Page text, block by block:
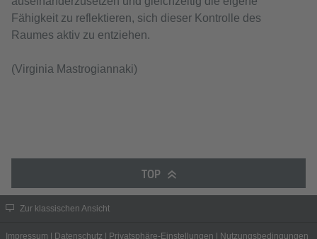
Fähigkeit zu reflektieren, sich dieser Kontrolle des
Raumes aktiv zu entziehen.
(Virginia Mastrogiannaki)
TOP
Zur klassischen Ansicht
Impressum Datenschutz Privatsphäre-Einstellungen
Nutzungsbedingungen